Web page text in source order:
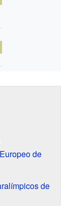
de
de